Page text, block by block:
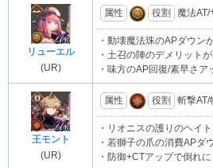
リューエル
(UR)
属性 役割 魔法
・動壊魔法珠のAPダウン
・土召の陣のデメリット
・味方のAP回復/素早さア
王モント
(UR)
属性 役割 斬撃AT/
・リオニスの護りのヘイ
・若獅子の爪の消費APダ
・防御+CTアップで倒れ